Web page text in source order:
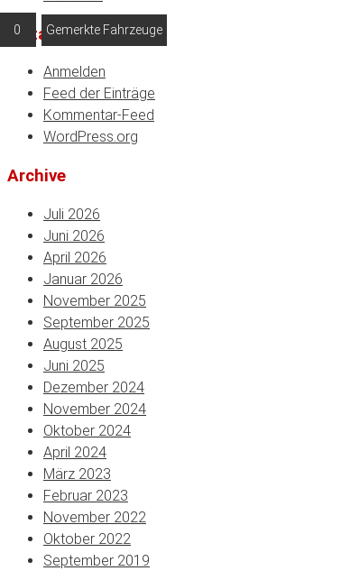
Meta
Anmelden
Feed der Einträge
Kommentar-Feed
WordPress.org
Archive
Juli 2026
Juni 2026
April 2026
Januar 2026
November 2025
September 2025
August 2025
Juni 2025
Dezember 2024
November 2024
Oktober 2024
April 2024
März 2023
Februar 2023
November 2022
Oktober 2022
September 2019
0 Gemerkte Fahrzeuge